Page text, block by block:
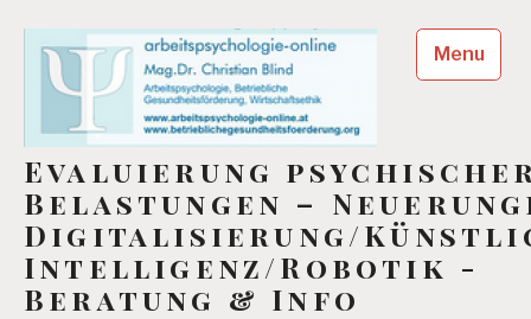
content
Evaluierung
Belastungen –
Digitalisierung/
Intelligenz/Robotik -
Beratung & Info
Menu